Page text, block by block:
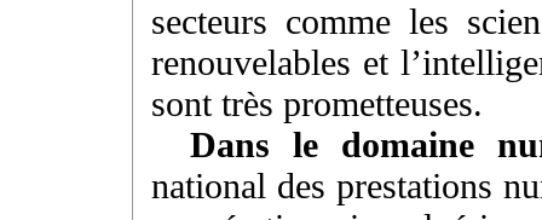
secteurs comme les
renouvelables et
sont très prometteuses.
Dans le domaine
national des prestations